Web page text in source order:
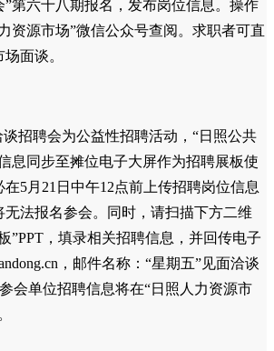
第六十八期报名，发布岗位信息。操作
资源市场”微信公众号查阅。求职者可直
面谈。
谈招聘会为公益性招聘活动，“日照公共
息同步至摊位电子大屏作为招聘展板使
5月21日中午12点前上传招聘岗位信息
法报名参会。同时，请扫描下方二维
”PPT，填录相关招聘信息，并回传电子
，邮件名称：“星期五”见面洽谈
会单位招聘信息将在“日照人力资源市